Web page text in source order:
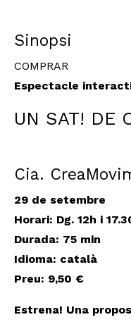
Sinopsi
COMPRAR
Espectacle
UN SAT! DE
Cia.
29 de setembre
Horari: Dg. 12h i
Durada: 75 min
Idioma: català
Preu: 9,50 €
Estrena! Una